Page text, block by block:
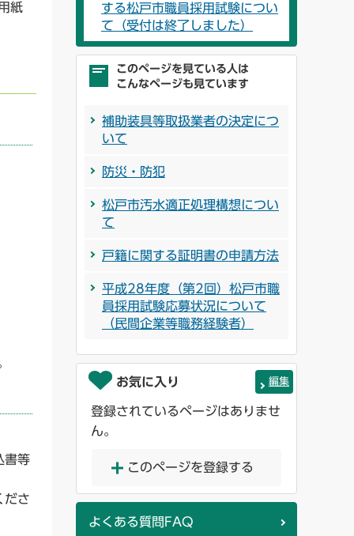
紙
書等
ださ
する松戸市職員採用試験につい
て（受付は終了しました）
このページを見ている人は
こんなページも見ています
補助装具等取扱業者の決定につ
いて
防災・防犯
松戸市汚水適正処理構想につい
て
戸籍に関する証明書の申請方法
平成28年度（第2回）松戸市職
員採用試験応募状況について
（民間企業等職務経験者）
お気に入り 編集
登録されているページはありませ
ん。
このページを登録する
よくある質問FAQ